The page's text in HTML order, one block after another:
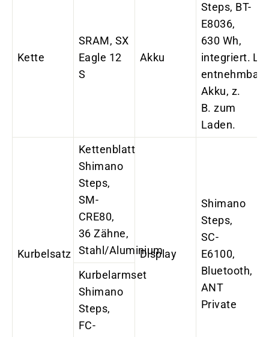
Kette
SRAM, SX
Eagle 12
S
Akku
Steps, BT-
E8036,
630 Wh,
integriert.
Akku, z.
B. zum
Laden.
Kurbelsatz
Kettenblatt
Shimano
Steps,
SM-
CRE80,
36 Zähne,
Stahl/Aluminium
Display
Shimano
Steps,
SC-
E6100,
Bluetooth,
ANT
Private
Kurbelarmset
Shimano
Steps,
FC-